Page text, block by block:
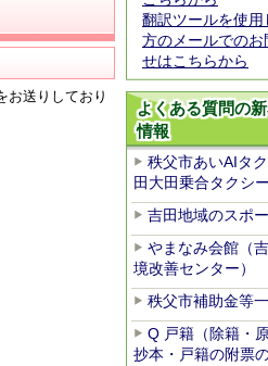
お送りしており
翻訳ツールを使用
方のメールでのお
せはこちらから
よくある質問の
情報
秩父市あいAIタ
田大田乗合タクシー
吉田地域のスポ
やまなみ会館（
境改善センター）
秩父市補助金等
Q 戸籍（除籍・
抄本・戸籍の附票